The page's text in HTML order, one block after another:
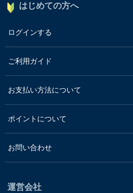
はじめての方へ
ログインする
ご利用ガイド
お支払い方法について
ポイントについて
お問い合わせ
運営会社